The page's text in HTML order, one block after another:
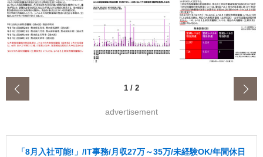
1 / 2
advertisement
「8月入社可能!」/IT事務/月収27万～35万/未経験OK/年間休日